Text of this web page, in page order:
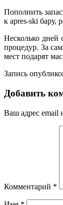
Пополнить
к apres-ski бару,
Несколько дней
процедур. За
мест подарят
Запись
Добавить
Ваш адрес email
Комментарий *